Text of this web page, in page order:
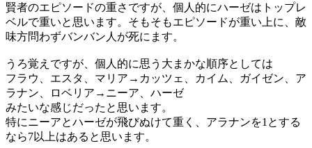
賢者のエピソードの重さですが、個人的にハーゼはトップレ
ベルで重いと思います。そもそもエピソードが重い上に、敵
味方問わずバンバン人が死にます。
うろ覚えですが、個人的に思う大まかな順序としては
フラウ、エスタ、マリア→カッツェ、カイム、ガイゼン、ア
ラナン、ロベリア→ニーア、ハーゼ
みたいな感じだったと思います。
特にニーアとハーゼが飛びぬけて重く、アラナンを1とする
なら7以上はあると思います。